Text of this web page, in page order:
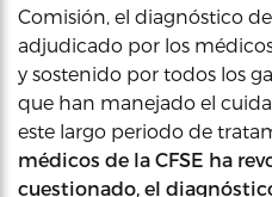
Comisión, el diagnóstico
adjudicado por los
y sostenido por todos los
que han manejado el
este largo periodo de
médicos de la CFSE ha
cuestionado, el